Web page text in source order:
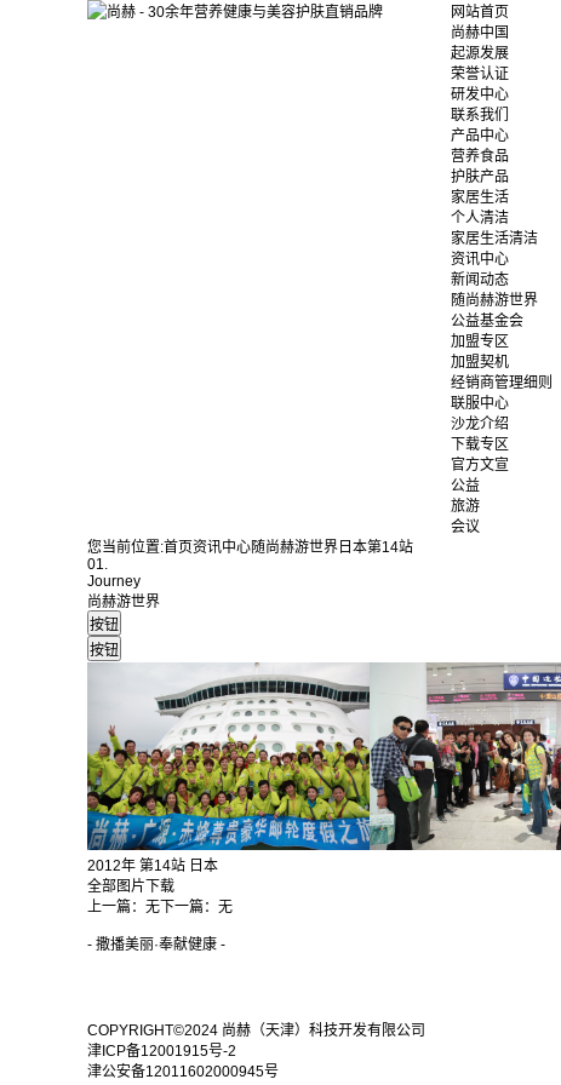
网站首页
尚赫中国
起源发展
荣誉认证
研发中心
联系我们
产品中心
营养食品
护肤产品
家居生活
个人清洁
家居生活清洁
资讯中心
新闻动态
随尚赫游世界
公益基金会
加盟专区
加盟契机
经销商管理细则
联服中心
沙龙介绍
下载专区
官方文宣
公益
旅游
会议
您当前位置:首页资讯中心随尚赫游世界 日本第14站
01.
Journey
尚赫游世界
2012年 第14站 日本
全部图片下载
上一篇： 无 下一篇： 无
- 撒播美丽·奉献健康 -
COPYRIGHT©2024 尚赫（天津）科技开发有限公司
津ICP备12001915号-2
津公安备12011602000945号